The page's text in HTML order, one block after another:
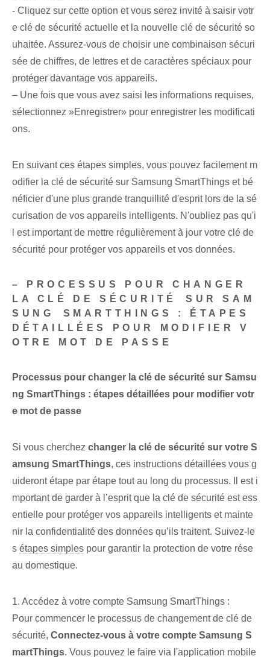
- Cliquez sur cette option et vous serez invité à saisir votr
e clé de sécurité actuelle et la nouvelle clé de sécurité so
uhaitée. Assurez-vous de choisir une combinaison sécuri
sée de chiffres, de lettres et de caractères spéciaux pour
protéger davantage vos appareils.
– Une fois que vous avez saisi les informations requises,
sélectionnez ⁢»Enregistrer» pour enregistrer les modificati
ons.
En suivant ces étapes simples, vous pouvez facilement m
odifier la clé de sécurité sur Samsung SmartThings et bé
néficier d'une plus grande tranquillité d'esprit lors de la sé
curisation de vos appareils intelligents. N'oubliez pas qu'i
l est important de mettre régulièrement à jour votre clé de
sécurité pour protéger vos appareils et vos données.
– PROCESSUS POUR CHANGER
LA CLÉ DE ‌SÉCURITÉ⁤ SUR SAM
SUNG ⁤SMARTTHINGS :‍ ÉTAPES
DÉTAILLÉES POUR MODIFIER V
OTRE MOT DE PASSE
Processus pour changer la clé de sécurité sur Samsu
ng SmartThings : étapes détaillées pour modifier votr
e mot de passe
Si vous cherchez changer la clé de sécurité sur votre S
amsung SmartThings, ces⁤ instructions détaillées vous g
uideront étape par étape tout au long du processus. Il est i
mportant de garder à l’esprit que la clé de sécurité est ess
entielle pour protéger vos appareils intelligents et mainte
nir la confidentialité des données qu’ils traitent. Suivez-le
s étapes simples pour garantir la protection de votre rése
au domestique.
1. Accédez⁢ à votre compte Samsung SmartThings :
Pour commencer le processus de changement de clé de
sécurité, Connectez-vous à votre compte Samsung S
martThings. Vous pouvez le faire via l'application mobile